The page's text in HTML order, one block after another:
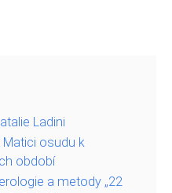
Ladini
osudu k
období
a metody „22